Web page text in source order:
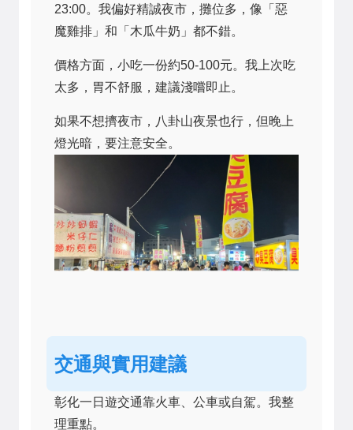
23:00。我偏好精誠夜市，攤位多，像「惡
魔雞排」和「木瓜牛奶」都不錯。
價格方面，小吃一份約50-100元。我上次吃
太多，胃不舒服，建議淺嚐即止。
如果不想擠夜市，八卦山夜景也行，但晚上
燈光暗，要注意安全。
交通與實用建議
彰化一日遊交通靠火車、公車或自駕。我整
理重點。